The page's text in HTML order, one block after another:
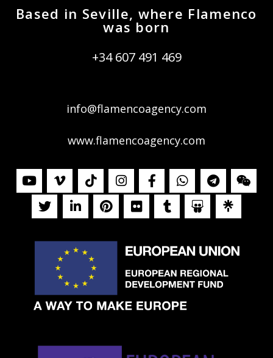
Based in Seville, where Flamenco
was born
+34 607 491 469
info@flamencoagency.com
www.flamencoagency.com